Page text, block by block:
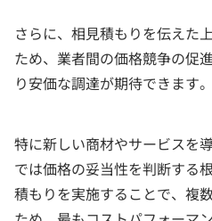
さらに、相見積もりを伝えた
ため、業者間の価格競争の促
り安価な調達が期待できます。
特に新しい商材やサービスを
では価格の妥当性を判断する
積もりを実施することで、複